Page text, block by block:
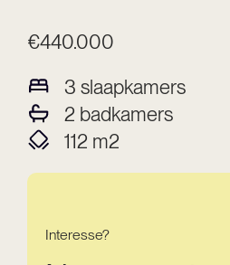
€440.000
3 slaapkamers
2 badkamers
112 m2
Interesse?